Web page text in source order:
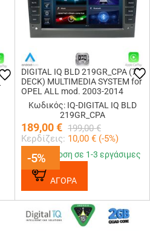
-5%
DIGITAL IQ BLD 219GR_CPA (7"
DECK) MULTIMEDIA SYSTEM for
OPEL ALL mod. 2003-2014
(GREY)
Κωδικός: IQ-DIGITAL IQ BLD
219GR_CPA
189,00€ 199,00 €
Κερδίζεις: 10,00 € (-5%)
-5%
Παράδοση σε 1-3 εργάσιμες
ΑΓΟΡΑ